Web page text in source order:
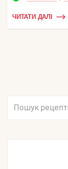
ЧИТАТИ ДАЛІ